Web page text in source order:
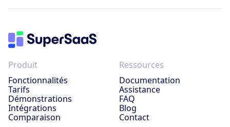
Produit
Fonctionnalités
Tarifs
Démonstrations
Intégrations
Comparaison
Ressources
Documentation
Assistance
FAQ
Blog
Contact